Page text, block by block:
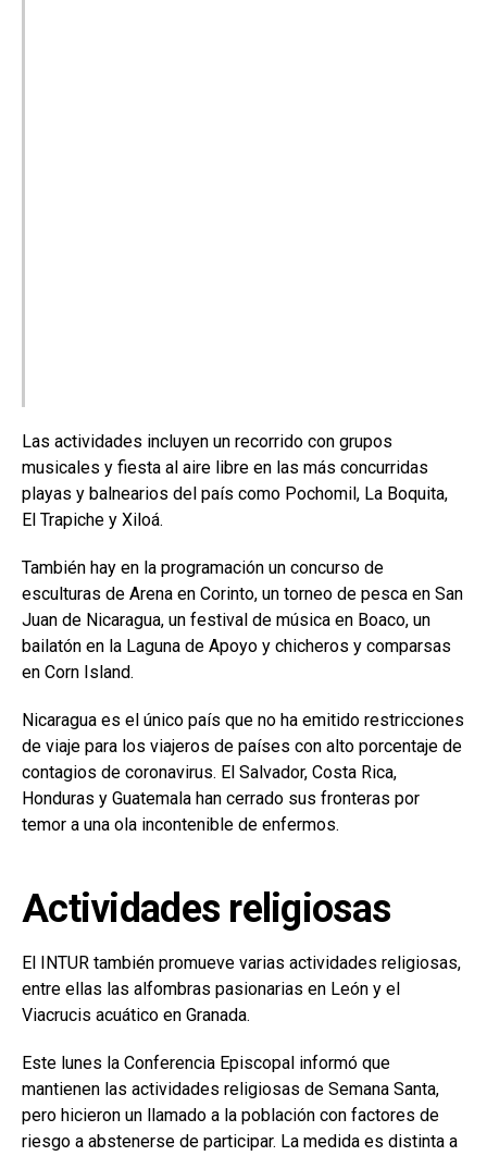
Las actividades incluyen un recorrido con grupos
musicales y fiesta al aire libre en las más concurridas
playas y balnearios del país como Pochomil, La Boquita,
El Trapiche y Xiloá.
También hay en la programación un concurso de
esculturas de Arena en Corinto, un torneo de pesca en San
Juan de Nicaragua, un festival de música en Boaco, un
bailatón en la Laguna de Apoyo y chicheros y comparsas
en Corn Island.
Nicaragua es el único país que no ha emitido restricciones
de viaje para los viajeros de países con alto porcentaje de
contagios de coronavirus. El Salvador, Costa Rica,
Honduras y Guatemala han cerrado sus fronteras por
temor a una ola incontenible de enfermos.
Actividades religiosas
El INTUR también promueve varias actividades religiosas,
entre ellas las alfombras pasionarias en León y el
Viacrucis acuático en Granada.
Este lunes la Conferencia Episcopal informó que
mantienen las actividades religiosas de Semana Santa,
pero hicieron un llamado a la población con factores de
riesgo a abstenerse de participar. La medida es distinta a